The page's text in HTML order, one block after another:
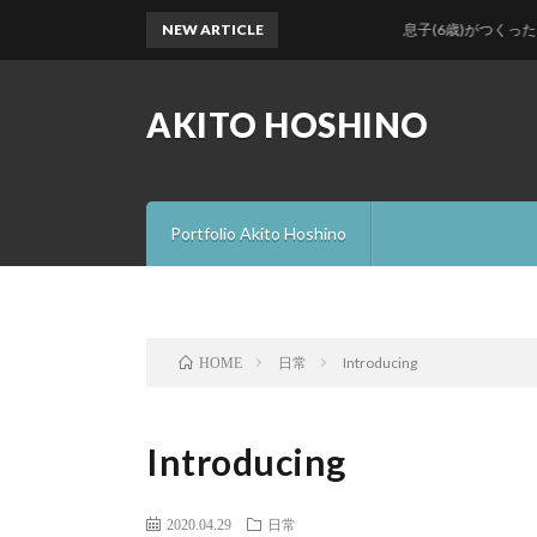
AKITO HOSHINO
Portfolio Akito Hoshino
NEW ARTICLE 息子(6歳)がつくった日本昔ば
HOME 日常 Introducing
Introducing
2020.04.29 日常